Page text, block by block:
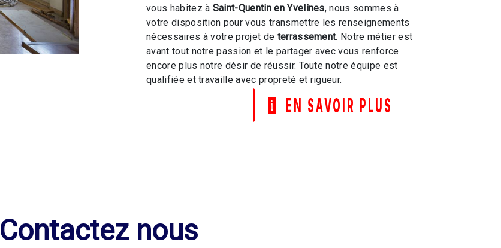
vous habitez à Saint-Quentin en Yvelines, nous sommes à
votre disposition pour vous transmettre les renseignements
nécessaires à votre projet de terrassement. Notre métier est
avant tout notre passion et le partager avec vous renforce
encore plus notre désir de réussir. Toute notre équipe est
qualifiée et travaille avec propreté et rigueur.
EN SAVOIR PLUS
Contactez nous